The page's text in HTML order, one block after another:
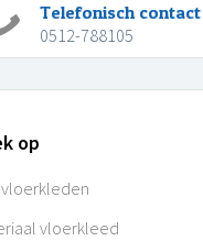
Telefonisch contact
0512-788105
op
vloerkleed